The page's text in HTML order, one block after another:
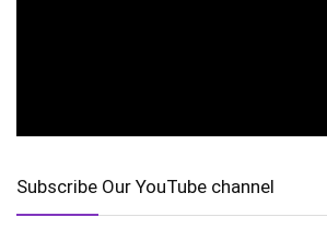
Subscribe Our YouTube channel